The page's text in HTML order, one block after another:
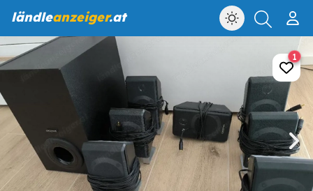
ländleanzeiger.at
1